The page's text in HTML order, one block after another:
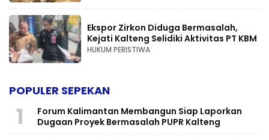
Ekspor Zirkon Diduga Bermasalah,
Kejati Kalteng Selidiki Aktivitas PT KBM
HUKUM PERISTIWA
POPULER SEPEKAN
1
Forum Kalimantan Membangun Siap Laporkan
Dugaan Proyek Bermasalah PUPR Kalteng